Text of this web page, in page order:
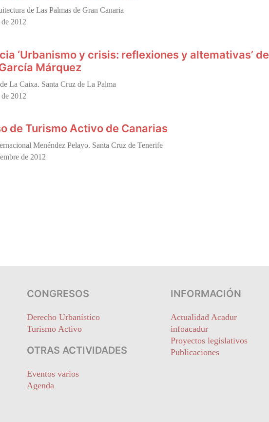
de Las Palmas de Gran Canaria
2012
‘Urbanismo y crisis: reflexiones y altemativas’ de
Márquez
La Caixa. Santa Cruz de La Palma
2012
de Turismo Activo de Canarias
Menéndez Pelayo. Santa Cruz de Tenerife
de 2012
CONGRESOS
Derecho Urbanístico
Turismo Activo
OTRAS ACTIVIDADES
Eventos varios
Agenda
INFORMACIÓN
Actualidad Acadur
infoacadur
Proyectos legislativos
Publicaciones